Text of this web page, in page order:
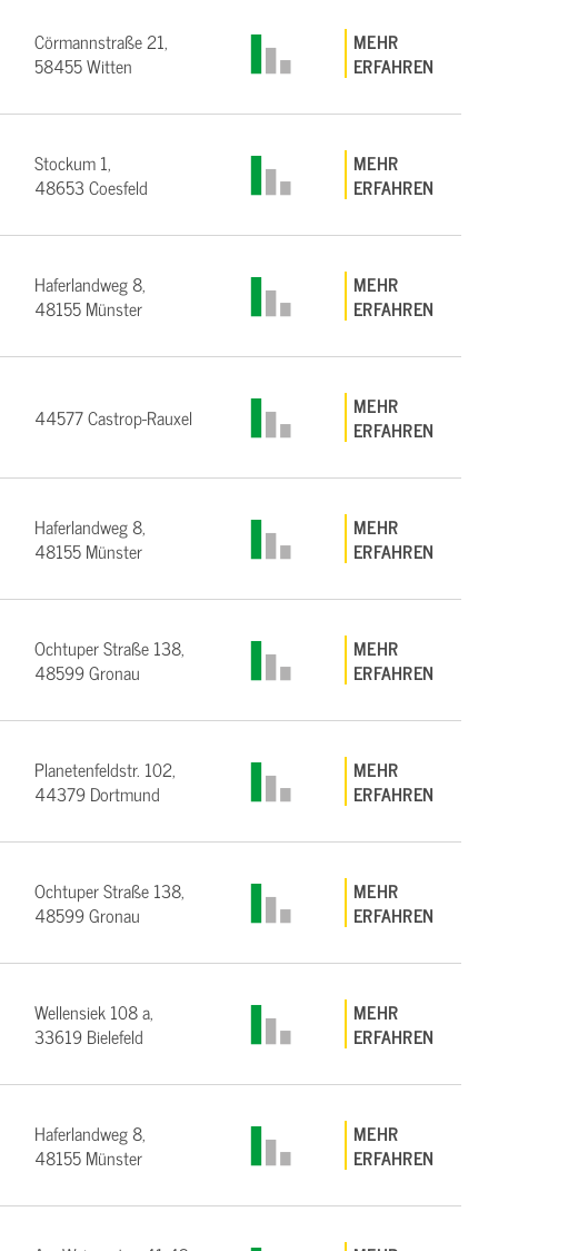
Cörmannstraße 21,
58455 Witten
MEHR
ERFAHREN
Stockum 1,
48653 Coesfeld
MEHR
ERFAHREN
Haferlandweg 8,
48155 Münster
MEHR
ERFAHREN
44577 Castrop-Rauxel
MEHR
ERFAHREN
Haferlandweg 8,
48155 Münster
MEHR
ERFAHREN
Ochtuper Straße 138,
48599 Gronau
MEHR
ERFAHREN
Planetenfeldstr. 102,
44379 Dortmund
MEHR
ERFAHREN
Ochtuper Straße 138,
48599 Gronau
MEHR
ERFAHREN
Wellensiek 108 a,
33619 Bielefeld
MEHR
ERFAHREN
Haferlandweg 8,
48155 Münster
MEHR
ERFAHREN